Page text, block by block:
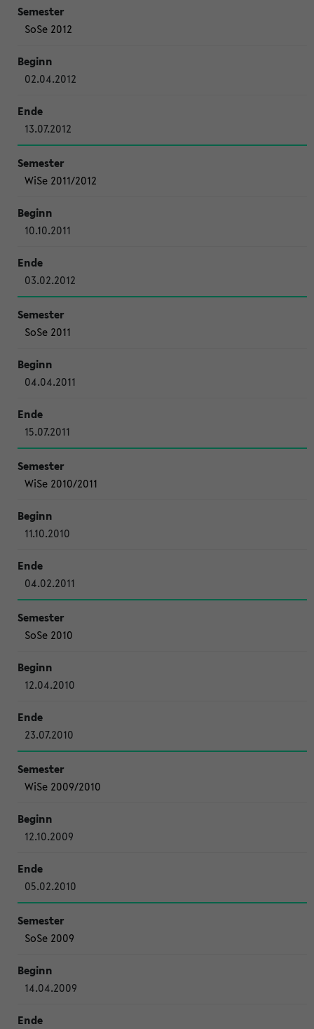
SoSe 2012
02.04.2012
13.07.2012
WiSe 2011/2012
10.10.2011
03.02.2012
SoSe 2011
04.04.2011
15.07.2011
WiSe 2010/2011
11.10.2010
04.02.2011
SoSe 2010
12.04.2010
23.07.2010
WiSe 2009/2010
12.10.2009
05.02.2010
SoSe 2009
14.04.2009